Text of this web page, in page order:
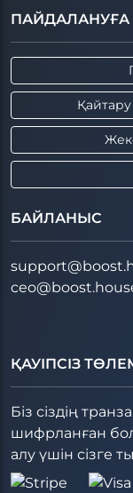
ПАЙДАЛАНУҒА
БАЙЛАНЫС
ҚАУІПСІЗ
Біз сіздің
шифрланған
алу үшін сізге